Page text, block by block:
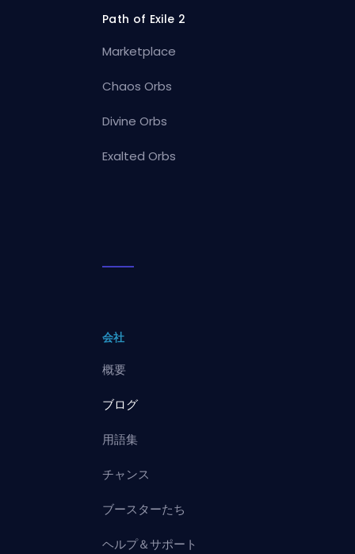
Path of Exile 2
Marketplace
Chaos Orbs
Divine Orbs
Exalted Orbs
会社
概要
ブログ
用語集
チャンス
ブースターたち
ヘルプ＆サポート